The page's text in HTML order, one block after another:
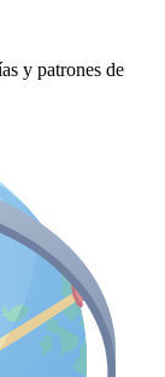
y patrones de